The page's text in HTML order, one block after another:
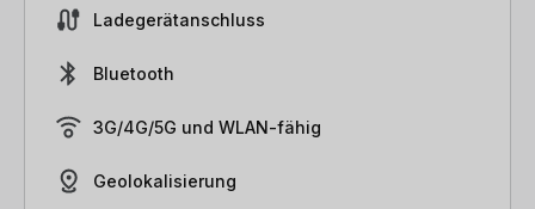
Ladegerätanschluss
Bluetooth
3G/4G/5G und WLAN-fähig
Geolokalisierung